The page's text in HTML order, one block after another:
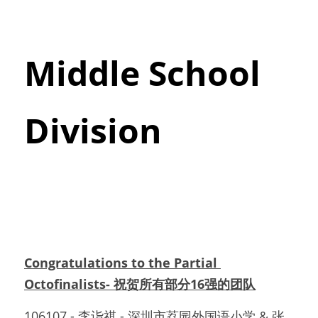
Middle School
Division
Congratulations to the Partial
Octofinalists- 祝贺所有部分16强的团队